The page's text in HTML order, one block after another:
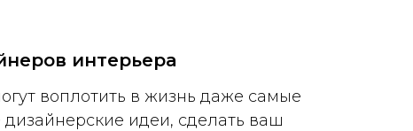
интерьера
воплотить в жизнь даже самые
идеи, сделать ваш